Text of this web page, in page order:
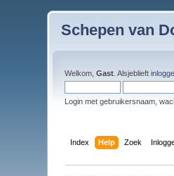
Schepen van
Welkom,Gast . Alsjeblieft
Login met gebruikersnaam,
Index Help Zoek